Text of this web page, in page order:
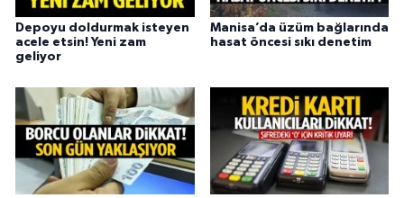
Depoyu doldurmak isteyen
acele etsin! Yeni zam
geliyor
Manisa’da üzüm bağlarında
hasat öncesi sıkı denetim